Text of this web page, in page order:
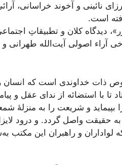
نائینی و آخوند خراسانی،
است.
دیدگاه کلان و تطبیقاتِ
آراء اصولی‌‌ِ آیت‌الله طهرانی
خداوندی است که انسان را
تا با استضائه از ندای عقل و
بپیماید و شریعت را به منزلۀ
واصل گردد. و درود
لواداران و راهبران این